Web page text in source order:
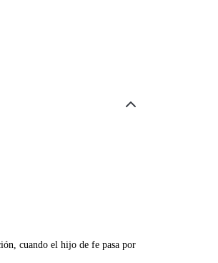
cuando el hijo de fe pasa por